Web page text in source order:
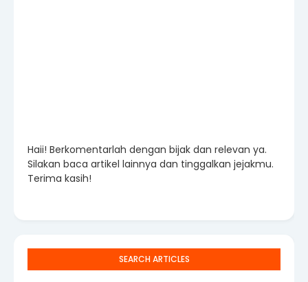
Haii! Berkomentarlah dengan bijak dan relevan ya.
Silakan baca artikel lainnya dan tinggalkan jejakmu.
Terima kasih!
SEARCH ARTICLES